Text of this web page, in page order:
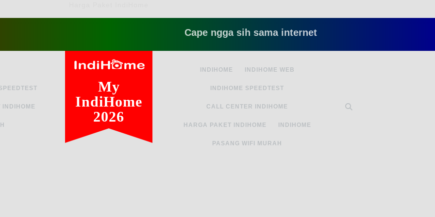
Cape ngga sih sama internet yang lambat gitu gitu aja
INDIHOME
My
IndiHome
2026
INDIHOME INDIHOME WEB
INDIHOME SPEEDTEST
CALL CENTER INDIHOME
HARGA PAKET INDIHOME INDIHOME
PASANG WIFI MURAH